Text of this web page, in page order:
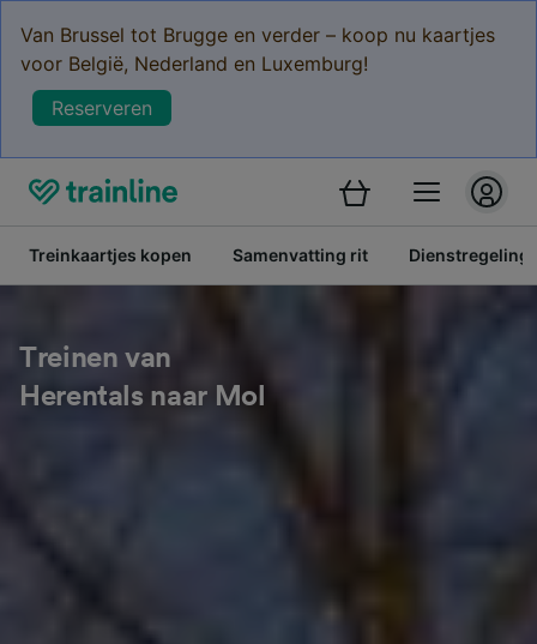
Van Brussel tot Brugge en verder – koop nu kaartjes
voor België, Nederland en Luxemburg!
Reserveren
Treinkaartjes kopen Samenvatting rit Dienstregeling
Treinen van
Herentals naar Mol